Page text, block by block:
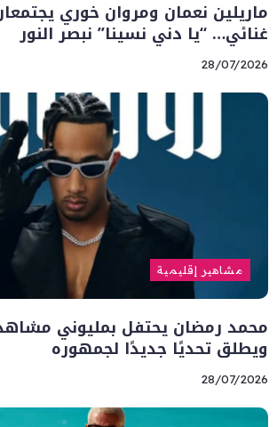
ماريلين نعمان ومروان خوري
غنائي… “يا دني نسينا” نبصر النور
28/07/2026
مشاهير إقليمية
محمد رمضان يحتفل بمليوني
ويطلق تحديًا جديدًا لجمهوره
28/07/2026